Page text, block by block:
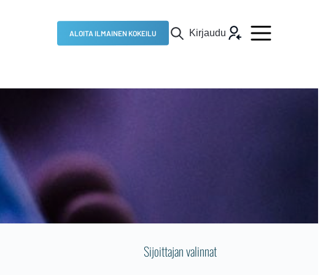
ALOITA ILMAINEN KOKEILU Kirjaudu
Sijoittajan valinnat